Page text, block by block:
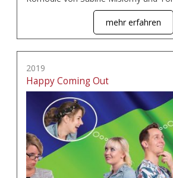
mehr erfahren
2019
Happy Coming Out